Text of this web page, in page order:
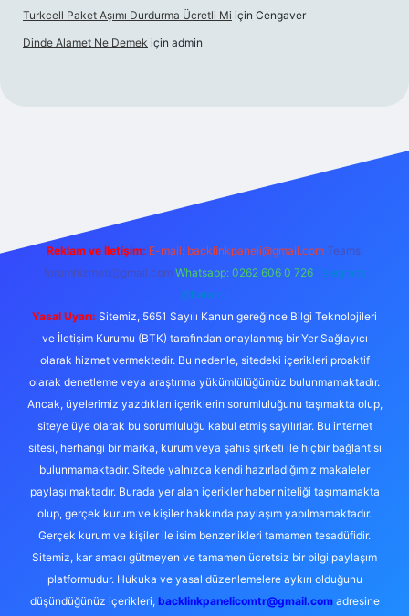
Turkcell Paket Aşımı Durdurma Ücretli Mi için Cengaver
Dinde Alamet Ne Demek için admin
Reklam ve İletişim: E-mail: backlinkpaneli@gmail.com Teams:
forumhizmeti@gmail.com Whatsapp: 0262 606 0 726 Telegram:
@karabul
Yasal Uyarı: Sitemiz, 5651 Sayılı Kanun gereğince Bilgi Teknolojileri
ve İletişim Kurumu (BTK) tarafından onaylanmış bir Yer Sağlayıcı
olarak hizmet vermektedir. Bu nedenle, sitedeki içerikleri proaktif
olarak denetleme veya araştırma yükümlülüğümüz bulunmamaktadır.
Ancak, üyelerimiz yazdıkları içeriklerin sorumluluğunu taşımakta olup,
siteye üye olarak bu sorumluluğu kabul etmiş sayılırlar. Bu internet
sitesi, herhangi bir marka, kurum veya şahıs şirketi ile hiçbir bağlantısı
bulunmamaktadır. Sitede yalnızca kendi hazırladığımız makaleler
paylaşılmaktadır. Burada yer alan içerikler haber niteliği taşımamakta
olup, gerçek kurum ve kişiler hakkında paylaşım yapılmamaktadır.
Gerçek kurum ve kişiler ile isim benzerlikleri tamamen tesadüfidir.
Sitemiz, kar amacı gütmeyen ve tamamen ücretsiz bir bilgi paylaşım
platformudur. Hukuka ve yasal düzenlemelere aykırı olduğunu
düşündüğünüz içerikleri, backlinkpanelicomtr@gmail.comadresine